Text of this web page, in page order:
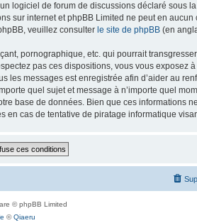
logiciel de forum de discussions déclaré sous la
sur internet et phpBB Limited ne peut en
veuillez consulter le site de phpBB (en
pornographique, etc. qui pourrait
pas ces dispositions, vous vous exposez
les messages est enregistrée afin d’aider au
quel sujet et message à n’importe quel
base de données. Bien que ces informations
cas de tentative de piratage informatique
© phpBB Limited
©Qiaeru